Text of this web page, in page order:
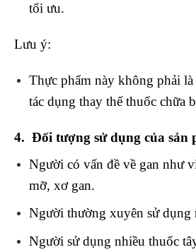
tối ưu.
Lưu ý:
Thực phẩm này không phải
tác dụng thay thế thuốc chữa
4. Đối tượng sử dụng của sản
Người có vấn đề về gan như
mỡ, xơ gan.
Người thường xuyên sử dụng
Người sử dụng nhiều thuốc